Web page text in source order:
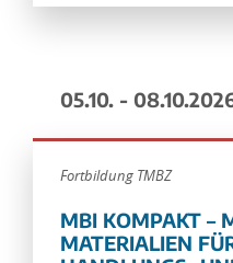
05.10. -
Fortbildung TMBZ
MBI KOMPAKT –
MATERIALIEN